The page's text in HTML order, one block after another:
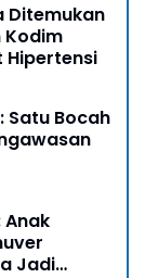
Ditemukan
Kodim
Hipertensi
Satu Bocah
Anak
Jadi